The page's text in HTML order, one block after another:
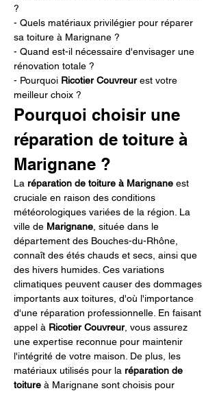
?
- Quels matériaux privilégier pour réparer
sa toiture à Marignane ?
- Quand est-il nécessaire d'envisager une
rénovation totale ?
- Pourquoi Ricotier Couvreur est votre
meilleur choix ?
Pourquoi choisir une
réparation de toiture à
Marignane ?
La réparation de toiture à Marignane est
cruciale en raison des conditions
météorologiques variées de la région. La
ville de Marignane , située dans le
département des Bouches-du-Rhône,
connaît des étés chauds et secs, ainsi que
des hivers humides. Ces variations
climatiques peuvent causer des dommages
importants aux toitures, d'où l'importance
d'une réparation professionnelle. En faisant
appel à Ricotier Couvreur, vous assurez
une expertise reconnue pour maintenir
l'intégrité de votre maison. De plus, les
matériaux utilisés pour la réparation de
toiture à Marignane sont choisis pour